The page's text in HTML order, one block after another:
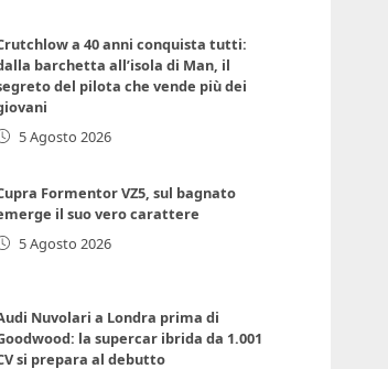
a 40 anni conquista tutti:
barchetta all’isola di Man, il
del pilota che vende più dei
5 Agosto 2026
Formentor VZ5, sul bagnato
il suo vero carattere
5 Agosto 2026
Nuvolari a Londra prima di
la supercar ibrida da 1.001
si prepara al debutto